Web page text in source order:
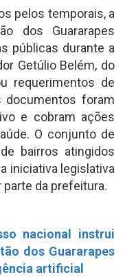
pelos temporais, a
dos Guararapes
públicas durante a
Getúlio Belém, do
requerimentos de
documentos foram
e cobram ações
O conjunto de
bairros atingidos
iniciativa legislativa
parte da prefeitura.
nacional instrui
dos Guararapes
artificial